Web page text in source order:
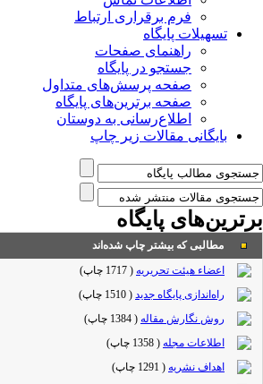
فرم برقراری ارتباط
تسهیلات پایگاه
راهنمای صفحات
جستجو در پایگاه
صفحه پرسش‌های متداول
صفحه برترین‌های پایگاه
اطلاع‌رسانی به دوستان
بایگانی مقالات زیر چاپ
برترین‌های پایگاه
مطالبی که بیشتر چاپ شده‌اند
اعضاء هیئت تحریریه (
)
راه‌اندازی پایگاه جدید (
)
روش نگارش مقاله (
)
اطلاعات مجله (
)
اهداف نشریه (
)